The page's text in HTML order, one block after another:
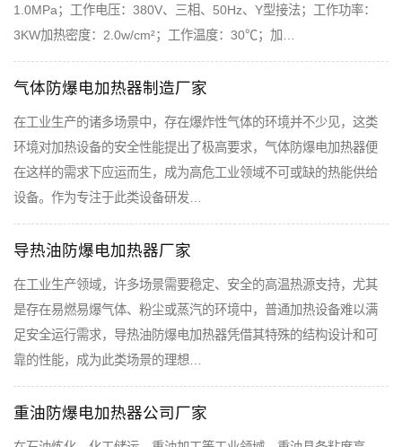
1.0MPa；工作电压：380V、三相、50Hz、Y型接法；工作功率：
3KW加热密度：2.0w/cm²；工作温度：30℃；加…
气体防爆电加热器制造厂家
在工业生产的诸多场景中，存在爆炸性气体的环境并不少见，这类
环境对加热设备的安全性能提出了极高要求，气体防爆电加热器便
在这样的需求下应运而生，成为高危工业领域不可或缺的热能供给
设备。作为专注于此类设备研发…
导热油防爆电加热器厂家
在工业生产领域，许多场景需要稳定、安全的高温热源支持，尤其
是存在易燃易爆气体、粉尘或蒸汽的环境中，普通加热设备难以满
足安全运行需求，导热油防爆电加热器凭借其特殊的结构设计和可
靠的性能，成为此类场景的理想…
重油防爆电加热器公司厂家